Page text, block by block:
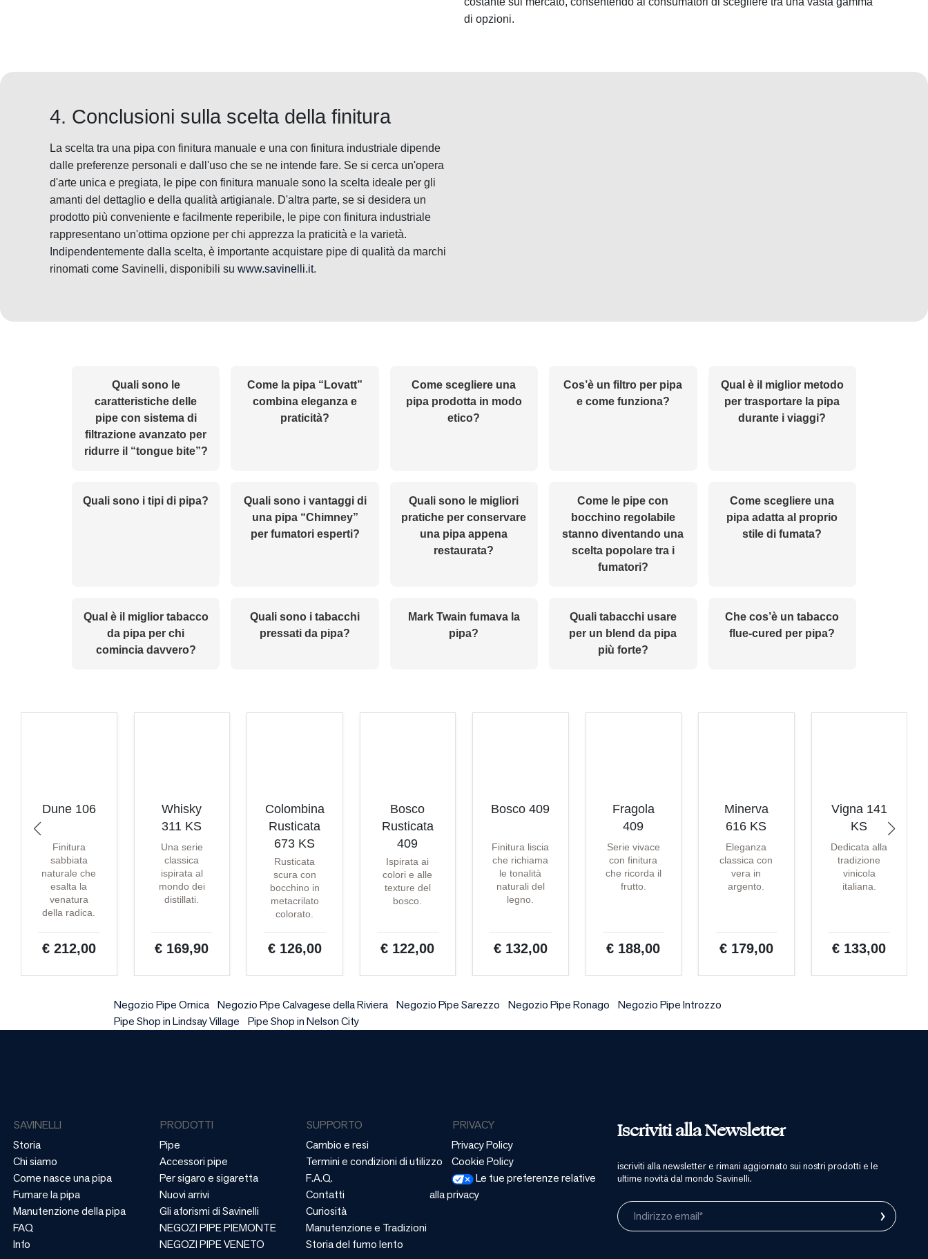
di opzioni.
4. Conclusioni sulla scelta della finitura
La scelta tra una pipa con finitura manuale e una con finitura industriale dipende
dalle preferenze personali e dall'uso che se ne intende fare. Se si cerca un'opera
d'arte unica e pregiata, le pipe con finitura manuale sono la scelta ideale per gli
amanti del dettaglio e della qualità artigianale. D'altra parte, se si desidera un
prodotto più conveniente e facilmente reperibile, le pipe con finitura industriale
rappresentano un'ottima opzione per chi apprezza la praticità e la varietà.
Indipendentemente dalla scelta, è importante acquistare pipe di qualità da marchi
rinomati come Savinelli, disponibili su www.savinelli.it.
Quali sono le
caratteristiche delle
pipe con sistema di
filtrazione avanzato per
ridurre il “tongue bite”?
Come la pipa “Lovatt”
combina eleganza e
praticità?
Come scegliere una
pipa prodotta in modo
etico?
Cos’è un filtro per pipa
e come funziona?
Qual è il miglior metodo
per trasportare la pipa
durante i viaggi?
Quali sono i tipi di pipa?
Quali sono i vantaggi di
una pipa “Chimney”
per fumatori esperti?
Quali sono le migliori
pratiche per conservare
una pipa appena
restaurata?
Come le pipe con
bocchino regolabile
stanno diventando una
scelta popolare tra i
fumatori?
Come scegliere una
pipa adatta al proprio
stile di fumata?
Qual è il miglior tabacco
da pipa per chi
comincia davvero?
Quali sono i tabacchi
pressati da pipa?
Mark Twain fumava la
pipa?
Quali tabacchi usare
per un blend da pipa
più forte?
Che cos’è un tabacco
flue-cured per pipa?
Dune 106
Finitura
sabbiata
naturale che
esalta la
venatura
della radica.
€ 212,00
Whisky
311 KS
Una serie
classica
ispirata al
mondo dei
distillati.
€ 169,90
Colombina
Rusticata
673 KS
Rusticata
scura con
bocchino in
metacrilato
colorato.
€ 126,00
Bosco
Rusticata
409
Ispirata ai
colori e alle
texture del
bosco.
€ 122,00
Bosco 409
Finitura liscia
che richiama
le tonalità
naturali del
legno.
€ 132,00
Fragola
409
Serie vivace
con finitura
che ricorda il
frutto.
€ 188,00
Minerva
616 KS
Eleganza
classica con
vera in
argento.
€ 179,00
Vigna 141
KS
Dedicata alla
tradizione
vinicola
italiana.
€ 133,00
Negozio Pipe Ornica Negozio Pipe Calvagese della Riviera Negozio Pipe Sarezzo Negozio Pipe Ronago
Negozio Pipe Introzzo
Pipe Shop in Lindsay Village
Pipe Shop in Nelson City
Iscriviti alla Newsletter
iscriviti alla newsletter e rimani aggiornato sui nostri prodotti e le
ultime novità dal mondo Savinelli.
Indirizzo email* ›
SAVINELLI
Storia
Chi siamo
Come nasce una pipa
Fumare la pipa
Manutenzione della pipa
FAQ
Info
PRODOTTI
Pipe
Accessori pipe
Per sigaro e sigaretta
Nuovi arrivi
Gli aforismi di Savinelli
NEGOZI PIPE PIEMONTE
NEGOZI PIPE VENETO
SUPPORTO
Cambio e resi
Termini e condizioni di utilizzo
F.A.Q.
Contatti
Curiosità
Manutenzione e Tradizioni
Storia del fumo lento
PRIVACY
Privacy Policy
Cookie Policy
Le tue preferenze relative
alla privacy